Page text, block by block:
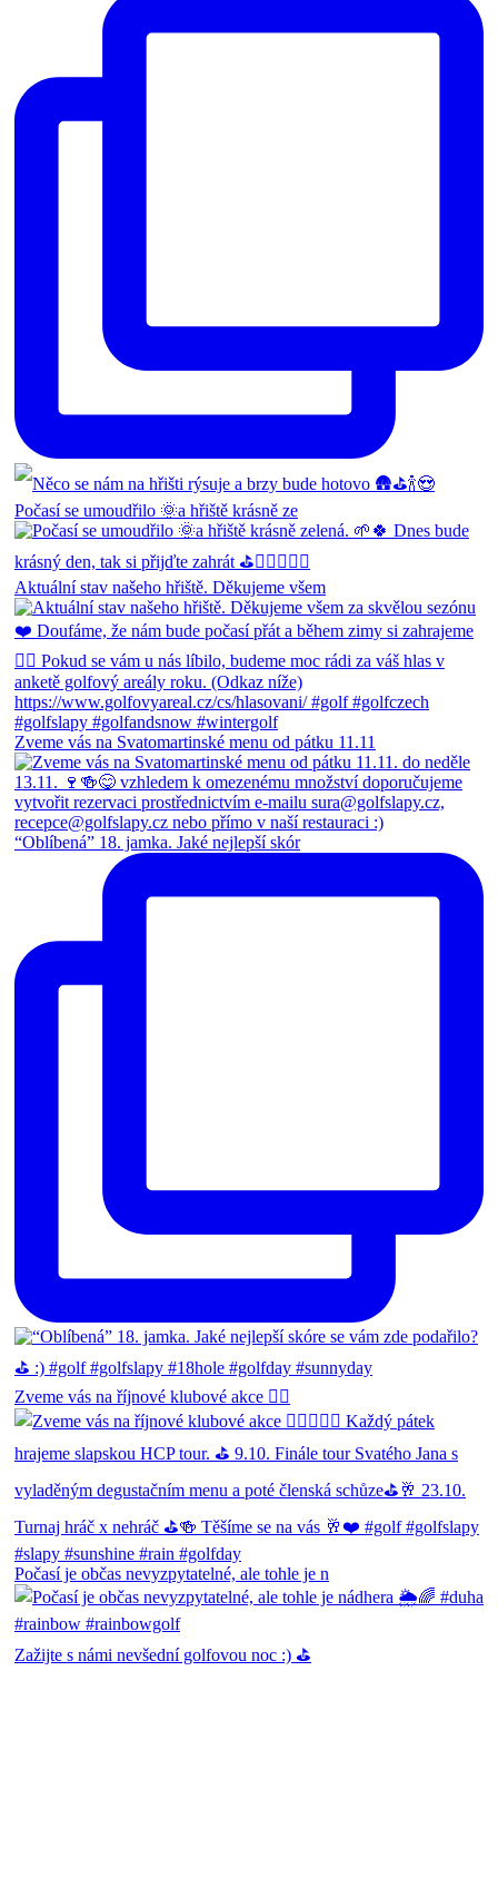
Počasí se umoudřilo 🌞a hřiště krásně ze
Aktuální stav našeho hřiště. Děkujeme všem
Zveme vás na Svatomartinské menu od pátku 11.11
“Oblíbená” 18. jamka. Jaké nejlepší skór
Zveme vás na říjnové klubové akce 🏌🏻‍
Počasí je občas nevyzpytatelné, ale tohle je n
Zažijte s námi nevšední golfovou noc :) ⛳️